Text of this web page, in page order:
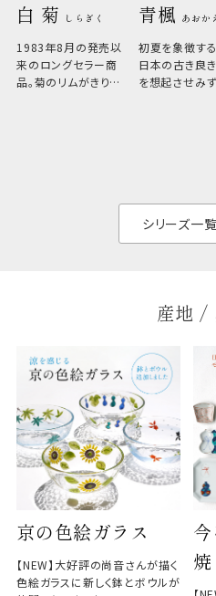
白 菊 しらぎく
1983年8月の発売以
来のロングセラー商
品。菊のリムがきりっ
青楓 あおか
初夏を象徴する
日本の古き良
を想起させみ
シリーズ一
産地 /
京の色絵ガラス
【NEW】大好評の尚音さんが描く
色絵ガラスに新しく鉢とボウルが
焼